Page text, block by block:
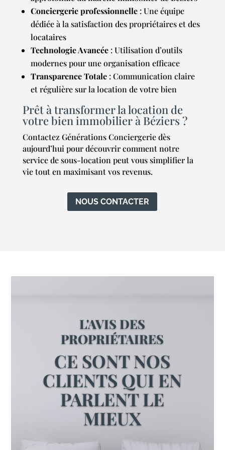
Conciergerie professionnelle: Une équipe
dédiée à la satisfaction des propriétaires et des
locataires
Technologie Avancée: Utilisation d’outils
modernes pour une organisation efficace
Transparence Totale: Communication claire
et régulière sur la location de votre bien
Prêt à transformer la location de
votre bien immobilier à Béziers ?
Contactez Générations Conciergerie dès
aujourd’hui pour découvrir comment notre
service de sous-location peut vous simplifier la
vie tout en maximisant vos revenus.
NOUS CONTACTER
L'AVIS DES
PROPRIÉTAIRES
CE SONT NOS
CLIENTS QUI EN
PARLENT LE
MIEUX